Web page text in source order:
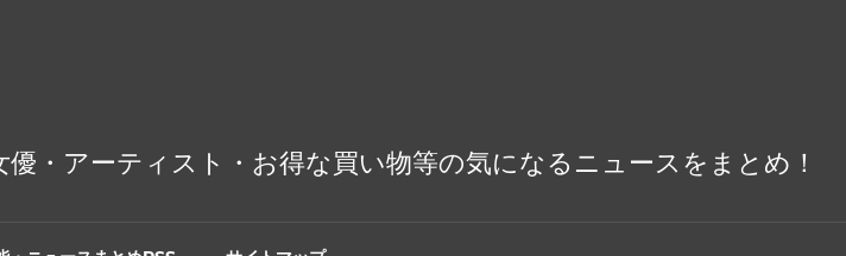
・アーティスト・お得な買い物等の気になるニュースをまとめ！